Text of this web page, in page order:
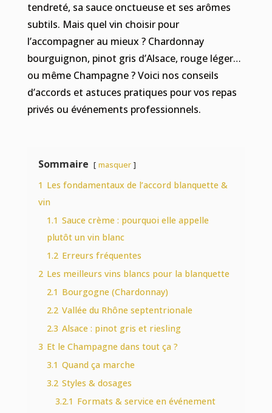
tendreté, sa sauce onctueuse et ses arômes
subtils. Mais quel vin choisir pour
l’accompagner au mieux ? Chardonnay
bourguignon, pinot gris d’Alsace, rouge léger…
ou même Champagne ? Voici nos conseils
d’accords et astuces pratiques pour vos repas
privés ou événements professionnels.
Sommaire masquer
1 Les fondamentaux de l’accord blanquette &
vin
1.1 Sauce crème : pourquoi elle appelle
plutôt un vin blanc
1.2 Erreurs fréquentes
2 Les meilleurs vins blancs pour la blanquette
2.1 Bourgogne (Chardonnay)
2.2 Vallée du Rhône septentrionale
2.3 Alsace : pinot gris et riesling
3 Et le Champagne dans tout ça ?
3.1 Quand ça marche
3.2 Styles & dosages
3.2.1 Formats & service en événement